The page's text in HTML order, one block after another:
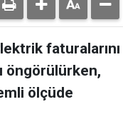
faturalarını
öngörülürken,
ölçüde